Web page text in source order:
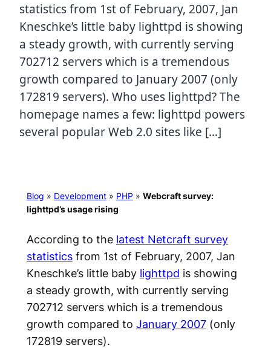
statistics from 1st of February, 2007, Jan
Kneschke’s little baby lighttpd is showing
a steady growth, with currently serving
702712 servers which is a tremendous
growth compared to January 2007 (only
172819 servers). Who uses lighttpd? The
homepage names a few: lighttpd powers
several popular Web 2.0 sites like […]
Blog » Development» PHP » Webcraft survey:
lighttpd’s usage rising
According to the latest Netcraft survey
statisticsfrom 1st of February, 2007, Jan
Kneschke’s little baby lighttpd is showing
a steady growth, with currently serving
702712 servers which is a tremendous
growth compared to January 2007(only
172819 servers).